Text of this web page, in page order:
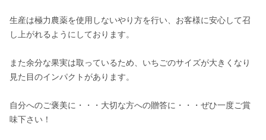
生産は極力農薬を使用しないやり方を行い、お客様に安心して召
し上がれるようにしております。
また余分な果実は取っているため、いちごのサイズが大きくなり
見た目のインパクトがあります。
自分へのご褒美に・・・大切な方への贈答に・・・ぜひ一度ご賞
味下さい！